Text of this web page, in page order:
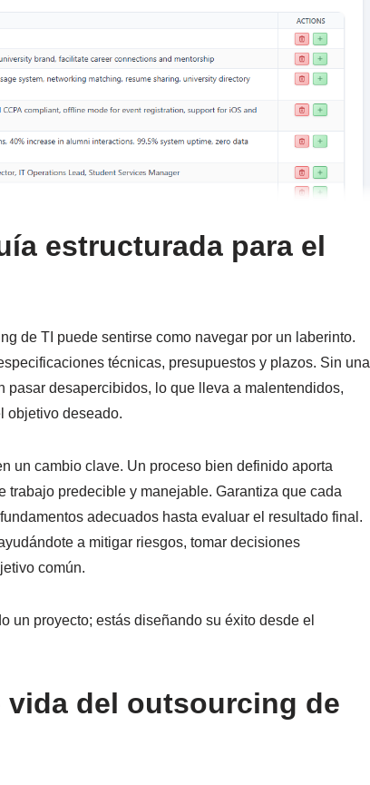
estructurada para el
de TI puede sentirse como navegar por un laberinto.
técnicas, presupuestos y plazos. Sin una
desapercibidos, lo que lleva a malentendidos,
objetivo deseado.
un cambio clave. Un proceso bien definido aporta
trabajo predecible y manejable. Garantiza que cada
adecuados hasta evaluar el resultado final.
a mitigar riesgos, tomar decisiones
común.
un proyecto; estás diseñando su éxito desde el
del outsourcing de